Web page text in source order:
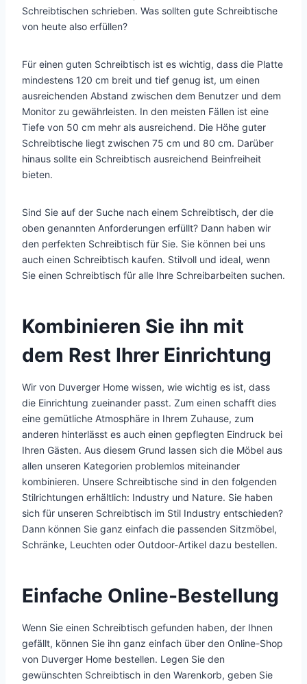
Schreibtischen schrieben. Was sollten gute Schreibtische
von heute also erfüllen?
Für einen guten Schreibtisch ist es wichtig, dass die Platte
mindestens 120 cm breit und tief genug ist, um einen
ausreichenden Abstand zwischen dem Benutzer und dem
Monitor zu gewährleisten. In den meisten Fällen ist eine
Tiefe von 50 cm mehr als ausreichend. Die Höhe guter
Schreibtische liegt zwischen 75 cm und 80 cm. Darüber
hinaus sollte ein Schreibtisch ausreichend Beinfreiheit
bieten.
Sind Sie auf der Suche nach einem Schreibtisch, der die
oben genannten Anforderungen erfüllt? Dann haben wir
den perfekten Schreibtisch für Sie. Sie können bei uns
auch einen Schreibtisch kaufen. Stilvoll und ideal, wenn
Sie einen Schreibtisch für alle Ihre Schreibarbeiten suchen.
Kombinieren Sie ihn mit
dem Rest Ihrer Einrichtung
Wir von Duverger Home wissen, wie wichtig es ist, dass
die Einrichtung zueinander passt. Zum einen schafft dies
eine gemütliche Atmosphäre in Ihrem Zuhause, zum
anderen hinterlässt es auch einen gepflegten Eindruck bei
Ihren Gästen. Aus diesem Grund lassen sich die Möbel aus
allen unseren Kategorien problemlos miteinander
kombinieren. Unsere Schreibtische sind in den folgenden
Stilrichtungen erhältlich: Industry und Nature. Sie haben
sich für unseren Schreibtisch im Stil Industry entschieden?
Dann können Sie ganz einfach die passenden Sitzmöbel,
Schränke, Leuchten oder Outdoor-Artikel dazu bestellen.
Einfache Online-Bestellung
Wenn Sie einen Schreibtisch gefunden haben, der Ihnen
gefällt, können Sie ihn ganz einfach über den Online-Shop
von Duverger Home bestellen. Legen Sie den
gewünschten Schreibtisch in den Warenkorb, geben Sie